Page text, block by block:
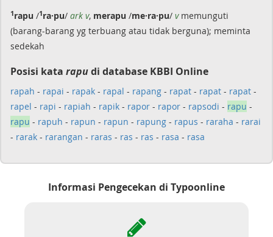
1rapu /1ra·pu/ ark v, merapu /me·ra·pu/ vmemunguti
(barang-barang yg terbuang atau tidak berguna); meminta
sedekah
Posisi kata rapudi database KBBI Online
rapah - rapai - rapak - rapal - rapang - rapat - rapat - rapat -
rapel - rapi - rapiah - rapik - rapor - rapor - rapsodi - rapu -
rapu - rapuh - rapun - rapun - rapung - rapus - raraha - rarai
- rarak - rarangan - raras - ras - ras - rasa - rasa
Informasi Pengecekan di Typoonline